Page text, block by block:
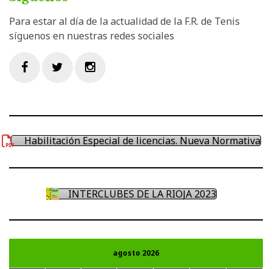
Para estar al día de la actualidad de la F.R. de Tenis
síguenos en nuestras redes sociales
Habilitación Especial de licencias. Nueva Normativa
INTERCLUBES DE LA RIOJA 2023
agosto 2026